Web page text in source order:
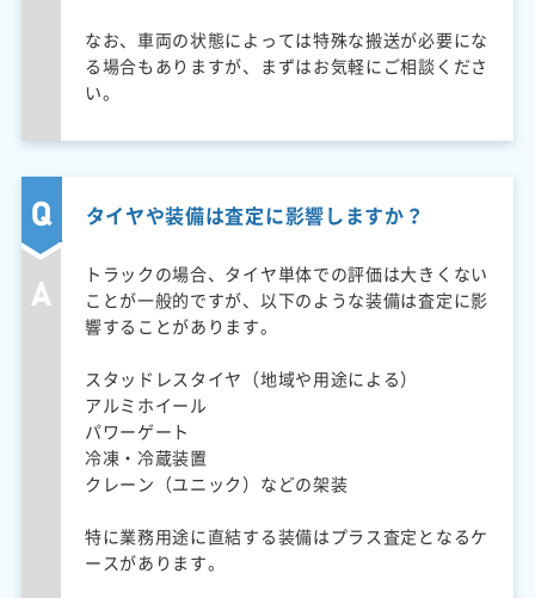
なお、車両の状態によっては特殊な搬送が必要にな
る場合もありますが、まずはお気軽にご相談くださ
い。
タイヤや装備は査定に影響しますか？
トラックの場合、タイヤ単体での評価は大きくない
ことが一般的ですが、以下のような装備は査定に影
響することがあります。
スタッドレスタイヤ（地域や用途による）
アルミホイール
パワーゲート
冷凍・冷蔵装置
クレーン（ユニック）などの架装
特に業務用途に直結する装備はプラス査定となるケ
ースがあります。